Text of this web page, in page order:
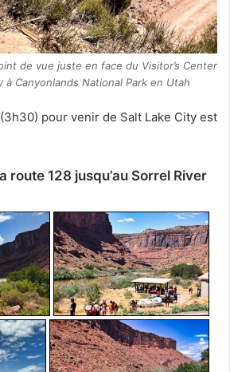
de vue juste en face du Visitor’s Center
à Canyonlands National Park en Utah
pour venir de Salt Lake City est
route 128 jusqu’au Sorrel River